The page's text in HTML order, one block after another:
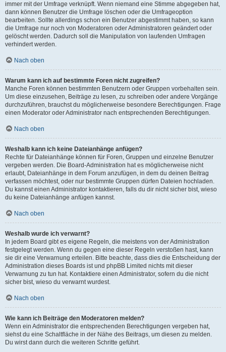
immer mit der Umfrage verknüpft. Wenn niemand eine Stimme abgegeben hat,
dann können Benutzer die Umfrage löschen oder die Umfrageoption
bearbeiten. Sollte allerdings schon ein Benutzer abgestimmt haben, so kann
die Umfrage nur noch von Moderatoren oder Administratoren geändert oder
gelöscht werden. Dadurch soll die Manipulation von laufenden Umfragen
verhindert werden.
Nach oben
Warum kann ich auf bestimmte Foren nicht zugreifen?
Manche Foren können bestimmten Benutzern oder Gruppen vorbehalten sein.
Um diese einzusehen, Beiträge zu lesen, zu schreiben oder andere Vorgänge
durchzuführen, brauchst du möglicherweise besondere Berechtigungen. Frage
einen Moderator oder Administrator nach entsprechenden Berechtigungen.
Nach oben
Weshalb kann ich keine Dateianhänge anfügen?
Rechte für Dateianhänge können für Foren, Gruppen und einzelne Benutzer
vergeben werden. Die Board-Administration hat es möglicherweise nicht
erlaubt, Dateianhänge in dem Forum anzufügen, in dem du deinen Beitrag
verfassen möchtest, oder nur bestimmte Gruppen dürfen Dateien hochladen.
Du kannst einen Administrator kontaktieren, falls du dir nicht sicher bist, wieso
du keine Dateianhänge anfügen kannst.
Nach oben
Weshalb wurde ich verwarnt?
In jedem Board gibt es eigene Regeln, die meistens von der Administration
festgelegt werden. Wenn du gegen eine dieser Regeln verstoßen hast, kann
sie dir eine Verwarnung erteilen. Bitte beachte, dass dies die Entscheidung der
Administration dieses Boards ist und phpBB Limited nichts mit dieser
Verwarnung zu tun hat. Kontaktiere einen Administrator, sofern du die nicht
sicher bist, wieso du verwarnt wurdest.
Nach oben
Wie kann ich Beiträge den Moderatoren melden?
Wenn ein Administrator die entsprechenden Berechtigungen vergeben hat,
siehst du eine Schaltfläche in der Nähe des Beitrags, um diesen zu melden.
Du wirst dann durch die weiteren Schritte geführt.